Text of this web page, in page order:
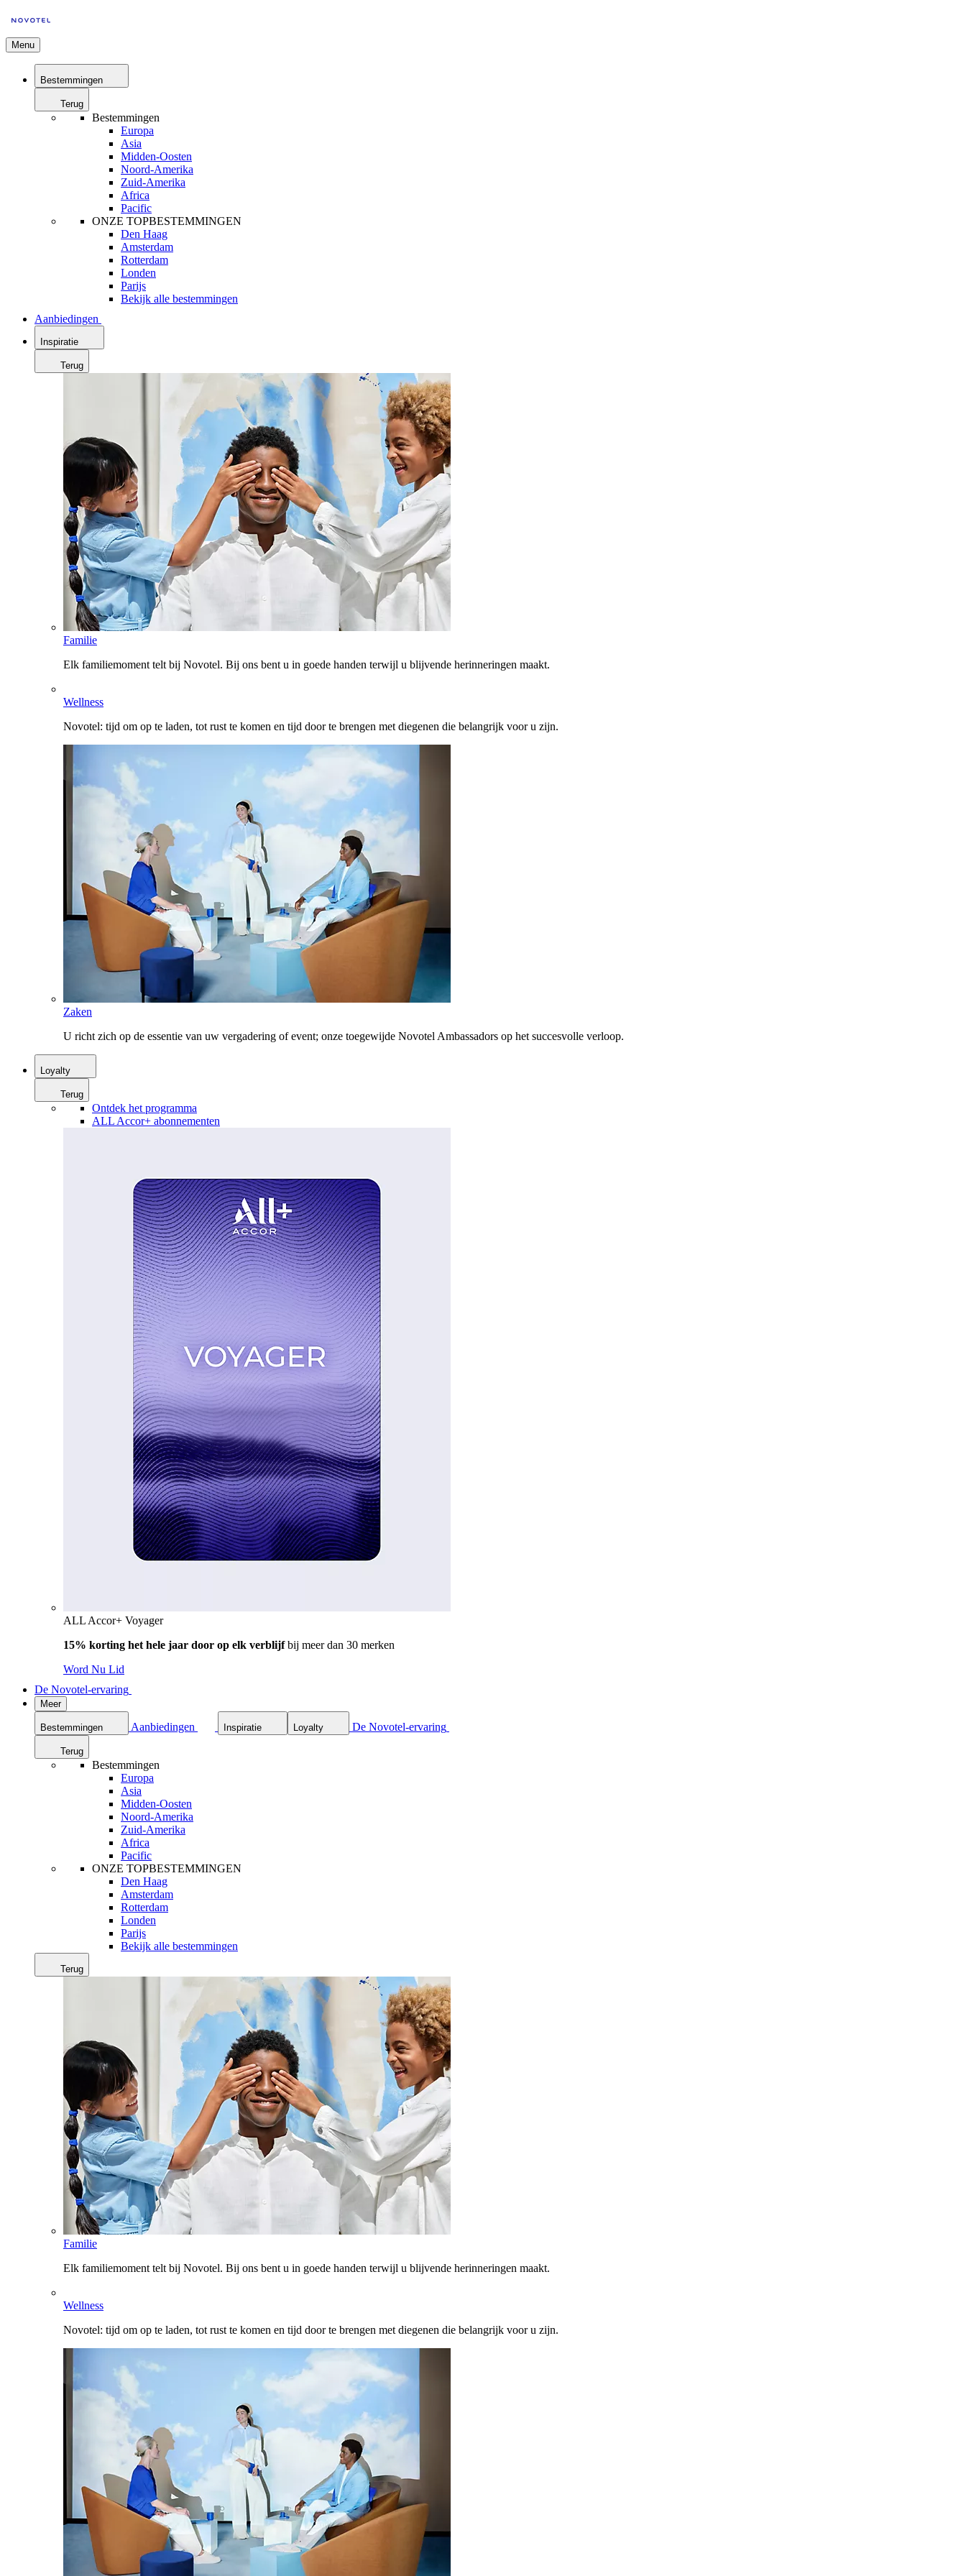
Menu
Bestemmingen
Terug
Bestemmingen
Europa
Asia
Midden-Oosten
Noord-Amerika
Zuid-Amerika
Africa
Pacific
ONZE TOPBESTEMMINGEN
Den Haag
Amsterdam
Rotterdam
Londen
Parijs
Bekijk alle bestemmingen
Aanbiedingen
Inspiratie
Terug
Familie
Elk familiemoment telt bij Novotel. Bij ons bent u in goede handen terwijl u blijvende herinneringen maakt.
Wellness
Novotel: tijd om op te laden, tot rust te komen en tijd door te brengen met diegenen die belangrijk voor u zijn.
Zaken
U richt zich op de essentie van uw vergadering of event; onze toegewijde Novotel Ambassadors op het succesvolle verloop.
Loyalty
Terug
Ontdek het programma
ALL Accor+ abonnementen
ALL Accor+ Voyager
15% korting het hele jaar door op elk verblijfbij meer dan 30 merken
Word Nu Lid
De Novotel-ervaring
Meer
Bestemmingen Aanbiedingen Inspiratie Loyalty De Novotel-ervaring
Terug
Bestemmingen
Europa
Asia
Midden-Oosten
Noord-Amerika
Zuid-Amerika
Africa
Pacific
ONZE TOPBESTEMMINGEN
Den Haag
Amsterdam
Rotterdam
Londen
Parijs
Bekijk alle bestemmingen
Terug
Familie
Elk familiemoment telt bij Novotel. Bij ons bent u in goede handen terwijl u blijvende herinneringen maakt.
Wellness
Novotel: tijd om op te laden, tot rust te komen en tijd door te brengen met diegenen die belangrijk voor u zijn.